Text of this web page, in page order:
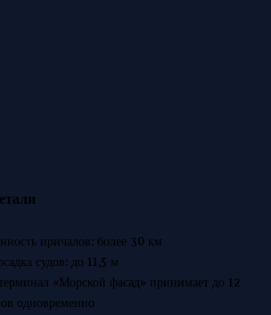
причалов: более 30 км
судов: до 11,5 м
«Морской фасад» принимает до 12
одновременно